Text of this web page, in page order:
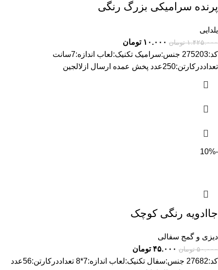
پرنده سرامیکی بزرگ رنگی
یلدایی
۱.۴۲۵.۰۰۰ تومان ۱۰.۰۰۰ تومان
کد:275203 جنس:سرامیک تکنیک:لعاب اندازه:7سانت
تعداددرکارتن:250عدد پخش عمده ارسال ازلالجین
-10%
جاادویه رنگی کوچک
دیزی و گمج سفالی
۵۰.۰۰۰ تومان ۴۵.۰۰۰ تومان
کد:27682 جنس:سفال تکنیک:لعاب اندازه:7*8 تعداددرکارتن:56عدد